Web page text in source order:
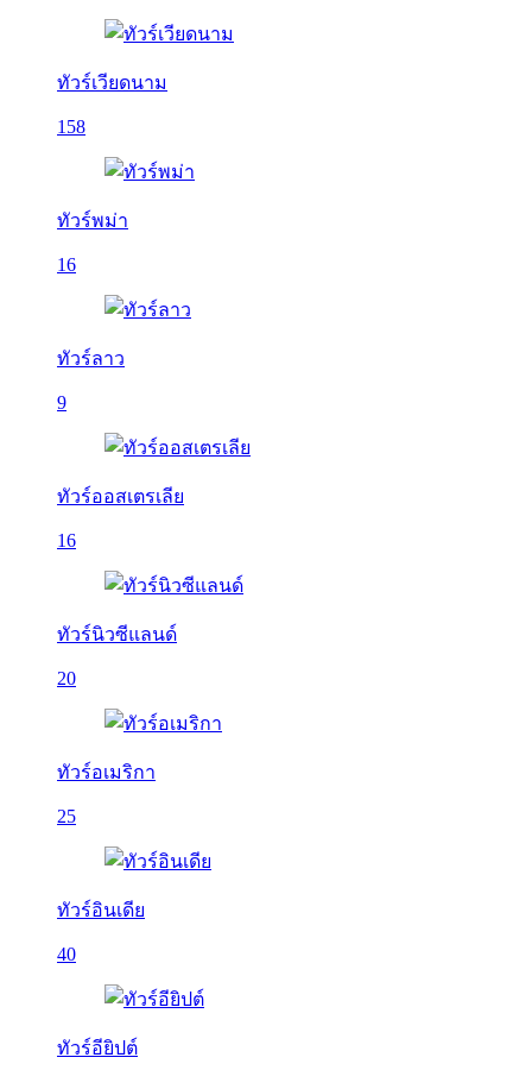
ทัวร์เวียดนาม
158
ทัวร์พม่า
16
ทัวร์ลาว
9
ทัวร์ออสเตรเลีย
16
ทัวร์นิวซีแลนด์
20
ทัวร์อเมริกา
25
ทัวร์อินเดีย
40
ทัวร์อียิปต์